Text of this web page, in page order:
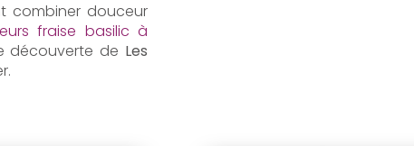
combiner douceur
fraise basilic à
découverte de Les